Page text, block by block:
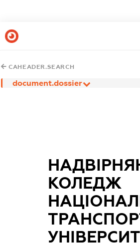
CAHEADER.SEARCH
document.dossier
КОЛЕДЖ